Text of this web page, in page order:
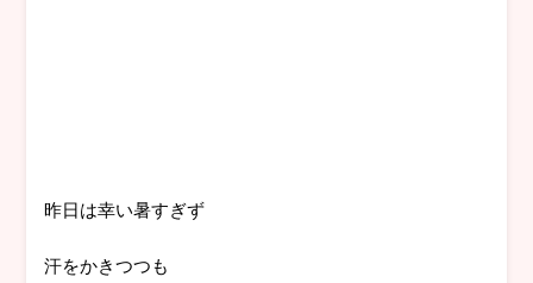
昨日は幸い暑すぎず
汗をかきつつも